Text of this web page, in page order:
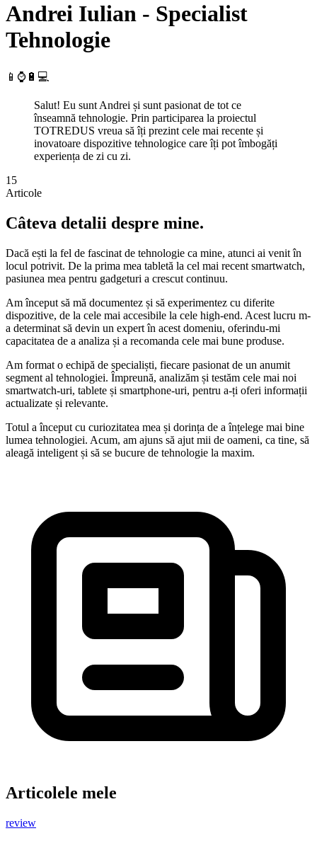
Andrei Iulian - Specialist
Tehnologie
📱⌚️🔋💻
Salut! Eu sunt Andrei și sunt pasionat de tot ce
înseamnă tehnologie. Prin participarea la proiectul
TOTREDUS vreua să îți prezint cele mai recente și
inovatoare dispozitive tehnologice care îți pot îmbogăți
experiența de zi cu zi.
15
Articole
Câteva detalii despre mine.
Dacă ești la fel de fascinat de tehnologie ca mine, atunci ai venit în
locul potrivit. De la prima mea tabletă la cel mai recent smartwatch,
pasiunea mea pentru gadgeturi a crescut continuu.
Am început să mă documentez și să experimentez cu diferite
dispozitive, de la cele mai accesibile la cele high-end. Acest lucru m-
a determinat să devin un expert în acest domeniu, oferindu-mi
capacitatea de a analiza și a recomanda cele mai bune produse.
Am format o echipă de specialiști, fiecare pasionat de un anumit
segment al tehnologiei. Împreună, analizăm și testăm cele mai noi
smartwatch-uri, tablete și smartphone-uri, pentru a-ți oferi informații
actualizate și relevante.
Totul a început cu curiozitatea mea și dorința de a înțelege mai bine
lumea tehnologiei. Acum, am ajuns să ajut mii de oameni, ca tine, să
aleagă inteligent și să se bucure de tehnologie la maxim.
Articolele mele
review